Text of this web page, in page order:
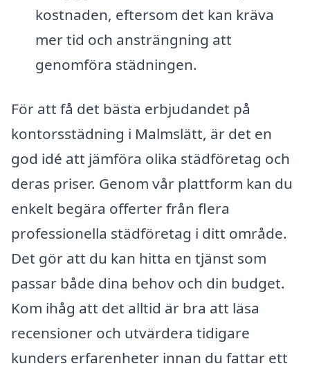
kostnaden, eftersom det kan kräva
mer tid och ansträngning att
genomföra städningen.
För att få det bästa erbjudandet på
kontorsstädning i Malmslätt, är det en
god idé att jämföra olika städföretag och
deras priser. Genom vår plattform kan du
enkelt begära offerter från flera
professionella städföretag i ditt område.
Det gör att du kan hitta en tjänst som
passar både dina behov och din budget.
Kom ihåg att det alltid är bra att läsa
recensioner och utvärdera tidigare
kunders erfarenheter innan du fattar ett